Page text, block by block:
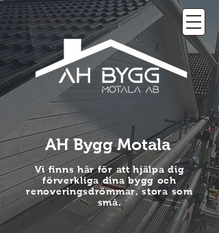
AH Bygg Motala
Vi finns här för att hjälpa dig
förverkliga dina bygg och
renoveringsdrömmar, stora som
små.